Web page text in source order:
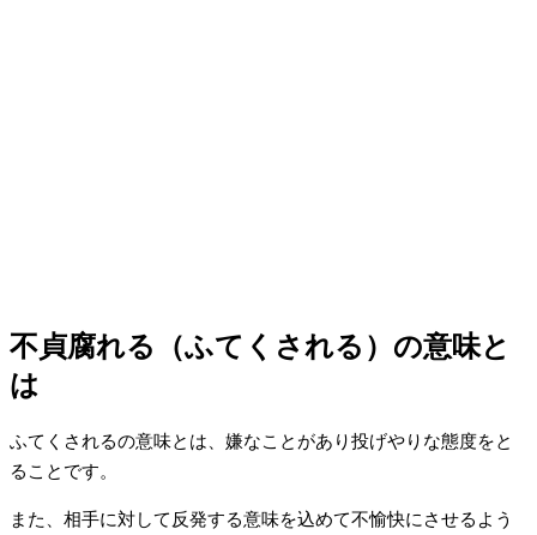
不貞腐れる（ふてくされる）の意味と
は
ふてくされるの意味とは、嫌なことがあり投げやりな態度をと
ることです。
また、相手に対して反発する意味を込めて不愉快にさせるよう